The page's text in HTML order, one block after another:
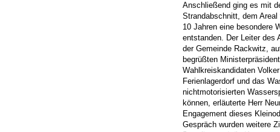
Anschließend ging es mit
Strandabschnitt, dem Areal
10 Jahren eine besondere
entstanden. Der Leiter des
der Gemeinde Rackwitz,
begrüßten
Wahlkreiskandidaten
Ferienlagerdorf und das
nichtmotorisierten
können, erläuterte Herr
Engagement dieses
Gespräch wurden weitere